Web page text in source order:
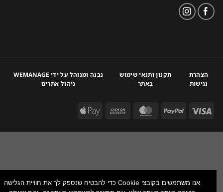
הצהרת
נגישות
תקנון ותנאי שימוש
באתר
נבנה ומנוהל על ידי WEMANAGE
ניהול אתרים
אנו משתמשים בקובצי Cookie כדי להבטיח שנספק לך את חוויית הגלישה